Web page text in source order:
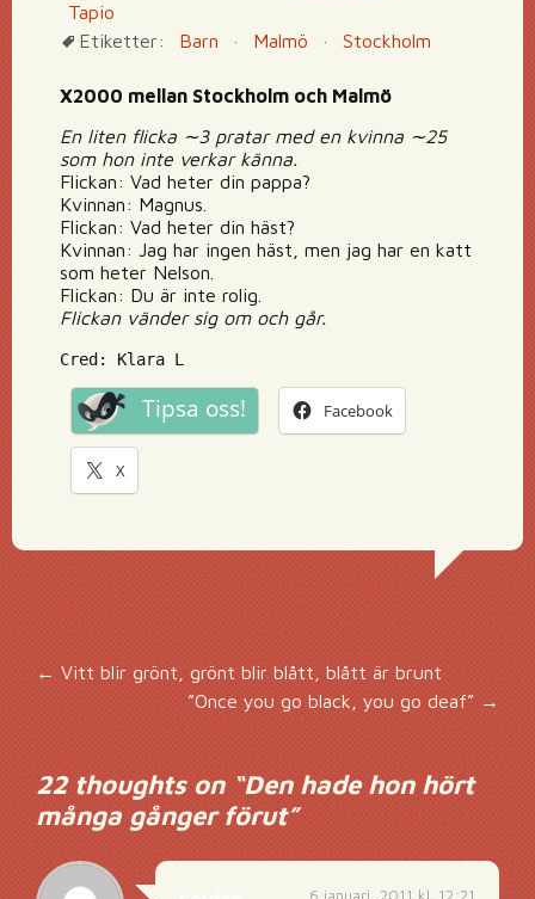
Tapio
Etiketter:
Barn · Malmö · Stockholm
X2000 mellan Stockholm och Malmö
En liten flicka ∼3 pratar med en kvinna ∼25
som hon inte verkar känna.
Flickan: Vad heter din pappa?
Kvinnan: Magnus.
Flickan: Vad heter din häst?
Kvinnan: Jag har ingen häst, men jag har en katt
som heter Nelson.
Flickan: Du är inte rolig.
Flickan vänder sig om och går.
Cred: Klara L
Tipsa oss! Facebook
X
Inläggsnavigering
← Vitt blir grönt, grönt blir blått, blått är brunt
”Once you go black, you go deaf” →
22 thoughts on “Den hade hon hört
många gånger förut”